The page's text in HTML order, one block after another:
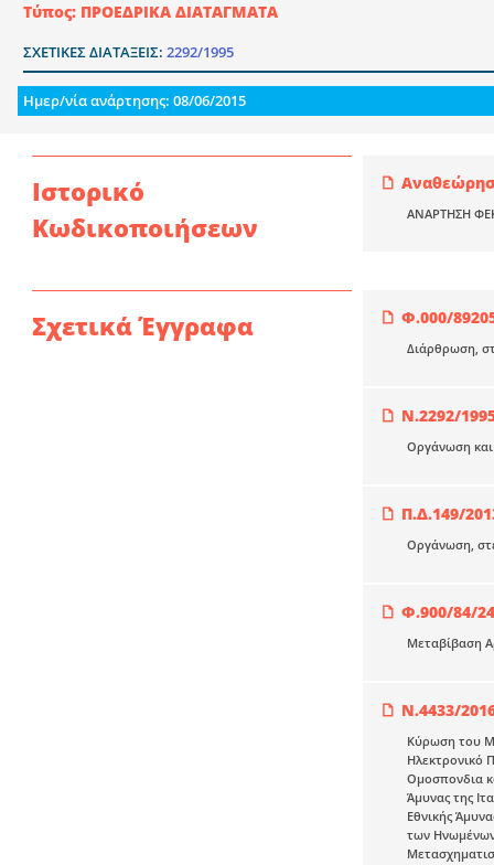
Τύπος: ΠΡΟΕΔΡΙΚΑ ΔΙΑΤΑΓΜΑΤΑ
ΣΧΕΤΙΚΕΣ ΔΙΑΤΑΞΕΙΣ: 2292/1995
Ημερ/νία ανάρτησης: 08/06/2015
Ιστορικό
Κωδικοποιήσεων
ΑΝΑΡΤΗΣΗ
Σχετικά Έγγραφα Φ.000/
Διάρθρωση,
Ν.2292/
Οργάνωση και
Π.Δ.149/
Οργάνωση,
Φ.900/84/
Μεταβίβαση
N.4433/
Κύρωση του
Ηλεκτρονικό
Ομοσπονδια
Άμυνας της
Εθνικής
των Ηνωμένων